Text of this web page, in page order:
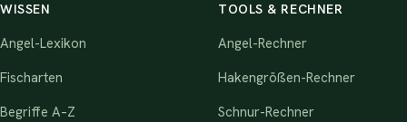
WISSEN
Angel-Lexikon
Fischarten
Begriffe A–Z
TOOLS & RECHNER
Angel-Rechner
Hakengrößen-Rechner
Schnur-Rechner